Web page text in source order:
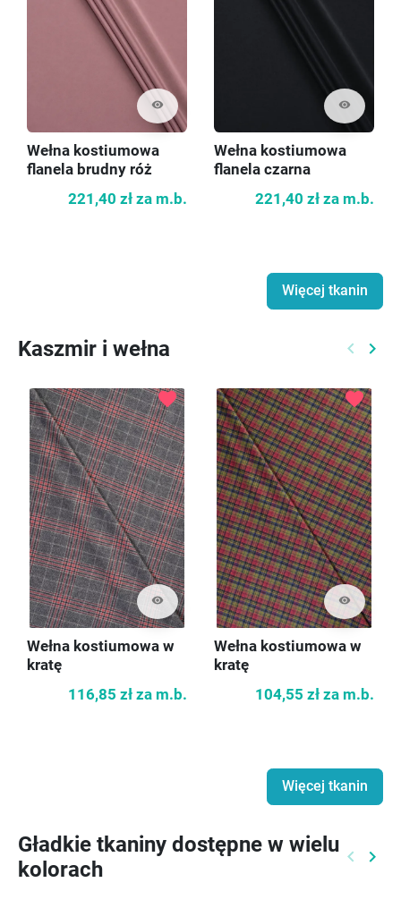
visibility
Wełna kostiumowa
flanela brudny róż
221,40 zł za m.b.
visibility
Wełna kostiumowa
flanela czarna
221,40 zł za m.b.
Więcej tkanin
Kaszmir i wełna keyboard_arrow_left keyboard_arrow_right
visibility
favorite
Wełna kostiumowa w
kratę
116,85 zł za m.b.
visibility
favorite
Wełna kostiumowa w
kratę
104,55 zł za m.b.
Więcej tkanin
Gładkie tkaniny dostępne w wielu
kolorach
keyboard_arrow_left keyboard_arrow_right